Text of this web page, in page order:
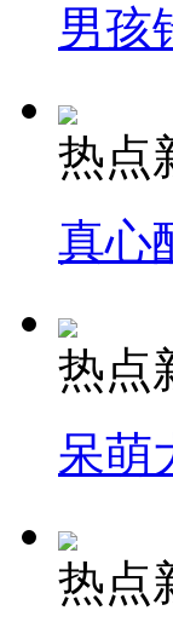
走！跟着总
消防员救轻生
纽约上演“枕
司机酒驾遇
男孩
热点
真心
热点
呆萌
热点